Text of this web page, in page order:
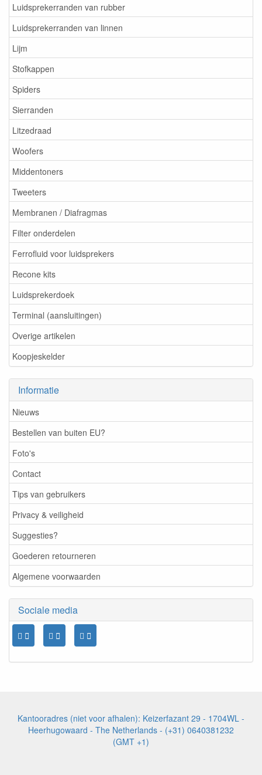
Luidsprekerranden van rubber
Luidsprekerranden van linnen
Lijm
Stofkappen
Spiders
Sierranden
Litzedraad
Woofers
Middentoners
Tweeters
Membranen / Diafragmas
Filter onderdelen
Ferrofluid voor luidsprekers
Recone kits
Luidsprekerdoek
Terminal (aansluitingen)
Overige artikelen
Koopjeskelder
Informatie
Nieuws
Bestellen van buiten EU?
Foto's
Contact
Tips van gebruikers
Privacy & veiligheid
Suggesties?
Goederen retourneren
Algemene voorwaarden
Sociale media
Kantooradres (niet voor afhalen): Keizerfazant 29 - 1704WL -
Heerhugowaard - The Netherlands - (+31) 0640381232
(GMT +1)